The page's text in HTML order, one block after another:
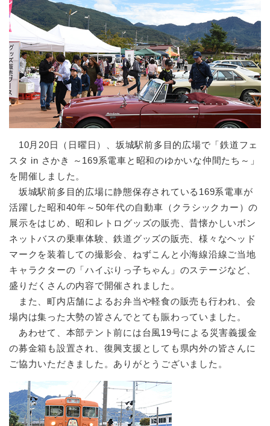
10月20日（日曜日）、坂城駅前多目的広場で「鉄道フェ
スタ in さかき ～169系電車と昭和のゆかいな仲間たち～」
を開催しました。
坂城駅前多目的広場に静態保存されている169系電車が
活躍した昭和40年～50年代の自動車（クラシックカー）の
展示をはじめ、昭和レトログッズの販売、昔懐かしいボン
ネットバスの乗車体験、鉄道グッズの販売、様々なヘッド
マークを装着しての撮影会、ねずこんと小海線沿線ご当地
キャラクターの「ハイぶりっ子ちゃん」のステージなど、
盛りだくさんの内容で開催されました。
また、町内店舗によるお弁当や軽食の販売も行われ、会
場内は集った大勢の皆さんでとても賑わっていました。
あわせて、本部テント前には台風19号による災害義援金
の募金箱も設置され、復興支援としても県内外の皆さんに
ご協力いただきました。ありがとうございました。